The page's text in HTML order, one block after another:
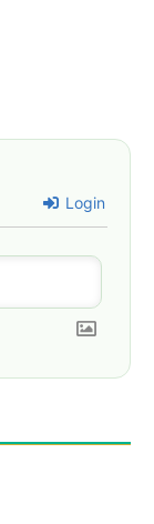
Login